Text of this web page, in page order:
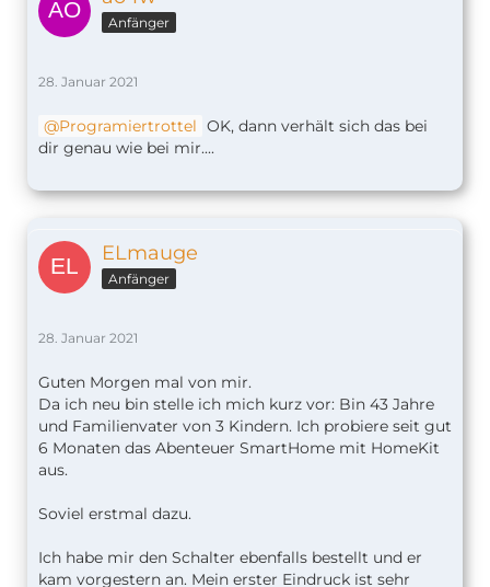
Anfänger
28. Januar 2021
Programiertrottel OK, dann verhält sich das bei
dir genau wie bei mir....
ELmauge
Anfänger
28. Januar 2021
Guten Morgen mal von mir.
Da ich neu bin stelle ich mich kurz vor: Bin 43 Jahre
und Familienvater von 3 Kindern. Ich probiere seit gut
6 Monaten das Abenteuer SmartHome mit HomeKit
aus.
Soviel erstmal dazu.
Ich habe mir den Schalter ebenfalls bestellt und er
kam vorgestern an. Mein erster Eindruck ist sehr